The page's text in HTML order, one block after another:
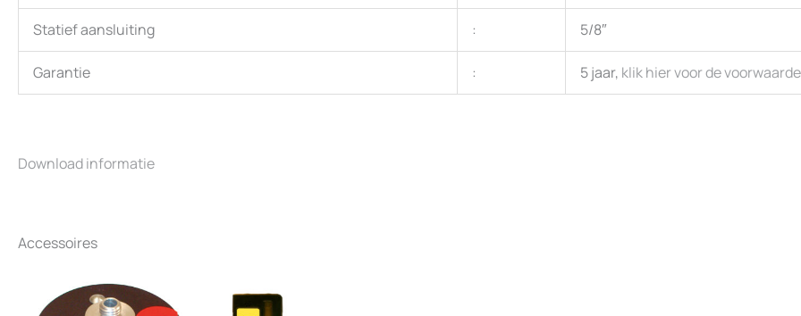
Statief aansluiting : 5/8″
Garantie : 5 jaar, klik hier voor de
Download informatie
Accessoires